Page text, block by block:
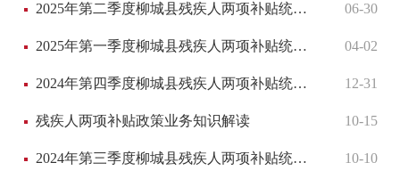
2025年第二季度柳城县残疾人两项补贴统计表 06-30
2025年第一季度柳城县残疾人两项补贴统计表 04-02
2024年第四季度柳城县残疾人两项补贴统计表 12-31
残疾人两项补贴政策业务知识解读 10-15
2024年第三季度柳城县残疾人两项补贴统计表 10-10